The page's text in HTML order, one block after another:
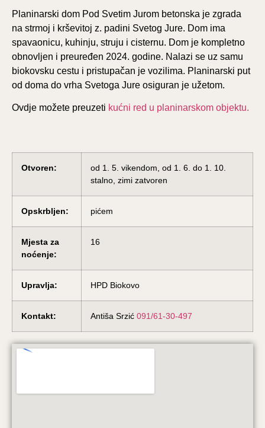
Planinarski dom Pod Svetim Jurom betonska je zgrada
na strmoj i krševitoj z. padini Svetog Jure. Dom ima
spavaonicu, kuhinju, struju i cisternu. Dom je kompletno
obnovljen i preuređen 2024. godine. Nalazi se uz samu
biokovsku cestu i pristupačan je vozilima. Planinarski put
od doma do vrha Svetoga Jure osiguran je užetom.
Ovdje možete preuzeti kućni red u planinarskom objektu.
Otvoren:
od 1. 5. vikendom, od 1. 6. do 1. 10.
stalno, zimi zatvoren
Opskrbljen: pićem
Mjesta za
noćenje:
16
Upravlja: HPD Biokovo
Kontakt: Antiša Srzić 091/61-30-497